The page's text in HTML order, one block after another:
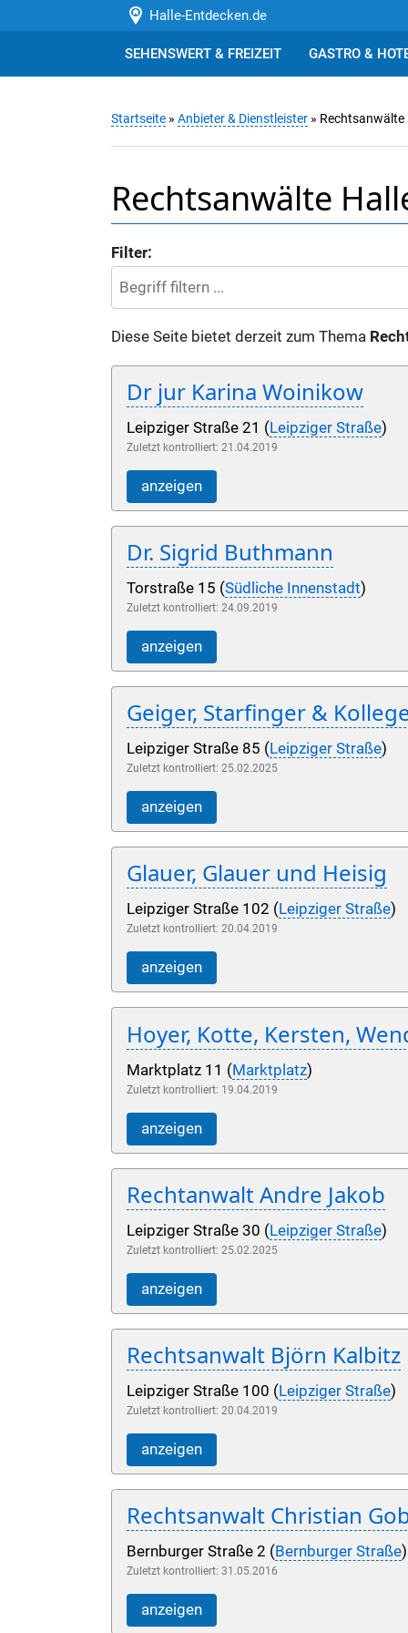
Halle-Entdecken.de
SEHENSWERT & FREIZEIT GASTRO &
Startseite » Anbieter & Dienstleister » Rechtsanwälte
Rechtsanwälte
Filter:
Diese Seite bietet derzeit zum Thema
Dr jur Karina Woinikow
Leipziger Straße 21 (Leipziger Straße)
Zuletzt kontrolliert: 21.04.2019
anzeigen
Dr. Sigrid Buthmann
Torstraße 15 (Südliche Innenstadt)
Zuletzt kontrolliert: 24.09.2019
anzeigen
Geiger, Starfinger &
Leipziger Straße 85 ( Leipziger Straße)
Zuletzt kontrolliert: 25.02.2025
anzeigen
Glauer, Glauer und Heisig
Leipziger Straße 102 ( Leipziger Straße)
Zuletzt kontrolliert: 20.04.2019
anzeigen
Hoyer, Kotte, Kersten,
Marktplatz 11 (Marktplatz)
Zuletzt kontrolliert: 19.04.2019
anzeigen
Rechtanwalt Andre Jakob
Leipziger Straße 30 (Leipziger Straße)
Zuletzt kontrolliert: 25.02.2025
anzeigen
Rechtsanwalt Björn Kalbitz
Leipziger Straße 100 (Leipziger Straße)
Zuletzt kontrolliert: 20.04.2019
anzeigen
Rechtsanwalt Christian
Bernburger Straße 2 (Bernburger Straße)
Zuletzt kontrolliert: 31.05.2016
anzeigen